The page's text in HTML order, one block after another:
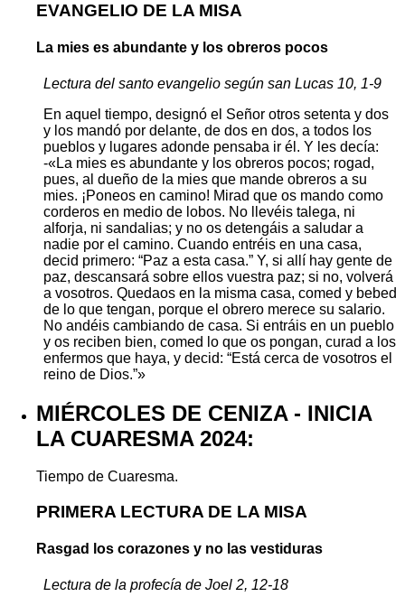
EVANGELIO DE LA MISA
La mies es abundante y los obreros pocos
Lectura del santo evangelio según san Lucas 10, 1-9
En aquel tiempo, designó el Señor otros setenta y dos
y los mandó por delante, de dos en dos, a todos los
pueblos y lugares adonde pensaba ir él. Y les decía:
-«La mies es abundante y los obreros pocos; rogad,
pues, al dueño de la mies que mande obreros a su
mies. ¡Poneos en camino! Mirad que os mando como
corderos en medio de lobos. No llevéis talega, ni
alforja, ni sandalias; y no os detengáis a saludar a
nadie por el camino. Cuando entréis en una casa,
decid primero: “Paz a esta casa.” Y, si allí hay gente de
paz, descansará sobre ellos vuestra paz; si no, volverá
a vosotros. Quedaos en la misma casa, comed y bebed
de lo que tengan, porque el obrero merece su salario.
No andéis cambiando de casa. Si entráis en un pueblo
y os reciben bien, comed lo que os pongan, curad a los
enfermos que haya, y decid: “Está cerca de vosotros el
reino de Dios.”»
MIÉRCOLES DE CENIZA - INICIA
LA CUARESMA 2024:
Tiempo de Cuaresma.
PRIMERA LECTURA DE LA MISA
Rasgad los corazones y no las vestiduras
Lectura de la profecía de Joel 2, 12-18